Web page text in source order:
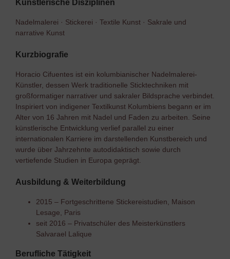
Künstlerische Disziplinen
Nadelmalerei · Stickerei · Textile Kunst · Sakrale und
narrative Kunst
Kurzbiografie
Horacio Cifuentes ist ein kolumbianischer Nadelmalerei-
Künstler, dessen Werk traditionelle Sticktechniken mit
großformatiger narrativer und sakraler Bildsprache verbindet.
Inspiriert von indigener Textilkunst Kolumbiens begann er im
Alter von 16 Jahren mit Nadel und Faden zu arbeiten. Seine
künstlerische Entwicklung verlief parallel zu einer
internationalen Karriere im darstellenden Kunstbereich und
wurde über Jahrzehnte autodidaktisch sowie durch
vertiefende Studien in Europa geprägt.
Ausbildung & Weiterbildung
2015 – Fortgeschrittene Stickereistudien, Maison
Lesage, Paris
seit 2016 – Privatschüler des Meisterkünstlers
Salvarael Lalique
Berufliche Tätigkeit